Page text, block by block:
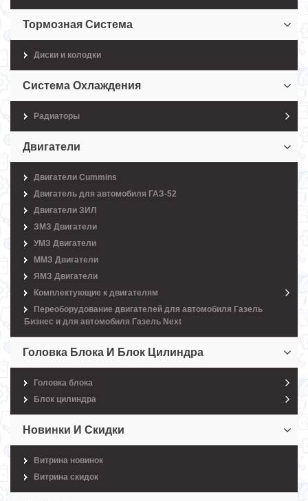
Тормозная Система
Диски и колодки
Система Охлаждения
Радиаторы
Двигатели
Двигатели Cummins
Двигатель для автомобиля ГАЗ-52
Двигатели ЗИЛ
ЗМЗ Двигатели
УМЗ Двигатели
ММЗ Двигатели
ЯМЗ Двигатели
Комплектующие к двигателям
Переоборудование двигателей для автомобиля Газель
Бизнес и для автомобиля Газель Next
Головка Блока И Блок Цилиндра
Головка блока
Блок цилиндра
Новинки И Скидки
Витрина новинок
Витрина скидок